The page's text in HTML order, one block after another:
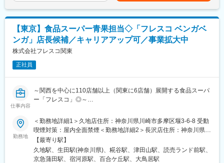
り、公休日が決まっています。※他メンバーと相談の上で固定で曜
日を確定しています。
関西を中心に110店舗以上（関東に6店舗）展開する食品スーパー
を展開しております。地域やご利用いただくお客様のニーズに合
点をコンセプトにした店舗や、コンビニタイプの店舗、価格に特
化したディスカウント業態など、チェーン店でありながら画一的
発想で事業を展開しております。
■当社の魅力：
当社は設立6年目ですが、「フレスコ」は京都で35年の歴史をも
ち、強固な基盤があります。だからこそ、様々な挑戦ができる自
【東京】食品スーパー青果担当◇「フレスコ ベンガベ
ンガ」店長候補／キャリアアップ可／事業拡大中
株式会社フレスコ関東
正社員
仕事内容
～関西を中心に110店舗以上（関東に6店舗）展開する食品スーパ
ー「フレスコ」◎～
■業務内容：
社配属先にて青果担当として主に野菜や果物の仕入れ、接客、販
売、簡単な加工・カット、袋詰め、品出し、商品管理、売り場作
り行っていただきます。半年以内で店長昇格も可能でありバイヤ
ーも目指せます。
勤務地
＜勤務地詳細1＞久地店住所：神奈川県川崎市多摩区堰3-6-8 受動
喫煙対策：屋内全面禁煙＜勤務地詳細2＞長沢店住所：神奈川県川
崎市多摩区長沢4-2-11 受動喫煙対策：屋内全面禁煙＜勤務地詳細
3＞糀谷店住所：東京都大田区西糀谷4-21-1 受動喫煙対策：屋内
全面禁煙
【最寄り駅】
久地駅、生田駅(神奈川県)、糀谷駅、津田山駅、読売ランド前駅、
京急蒲田駅、宿河原駅、百合ケ丘駅、大鳥居駅